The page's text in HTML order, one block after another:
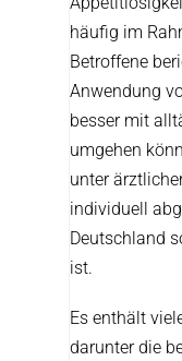
häufig im
Betroffene
Anwendung
besser mit
umgehen
unter
individuell
Deutschland
ist.
Es enthält
darunter die